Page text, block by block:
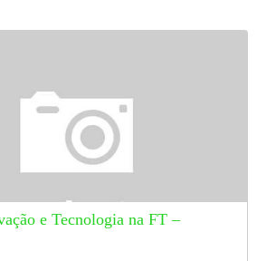
e Tecnologia na FT –